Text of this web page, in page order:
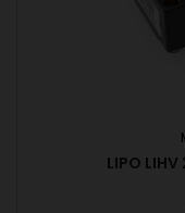
LIPO